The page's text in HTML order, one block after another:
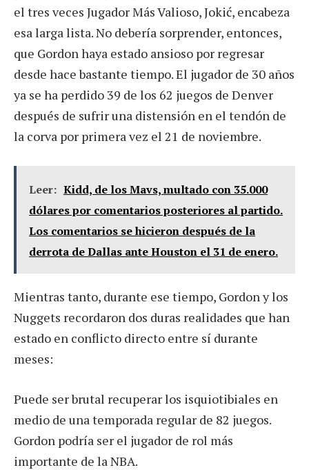
el tres veces Jugador Más Valioso, Jokić, encabeza
esa larga lista. No debería sorprender, entonces,
que Gordon haya estado ansioso por regresar
desde hace bastante tiempo. El jugador de 30 años
ya se ha perdido 39 de los 62 juegos de Denver
después de sufrir una distensión en el tendón de
la corva por primera vez el 21 de noviembre.
Leer: Kidd, de los Mavs, multado con 35.000
dólares por comentarios posteriores al partido.
Los comentarios se hicieron después de la
derrota de Dallas ante Houston el 31 de enero.
Mientras tanto, durante ese tiempo, Gordon y los
Nuggets recordaron dos duras realidades que han
estado en conflicto directo entre sí durante
meses:
Puede ser brutal recuperar los isquiotibiales en
medio de una temporada regular de 82 juegos.
Gordon podría ser el jugador de rol más
importante de la NBA.